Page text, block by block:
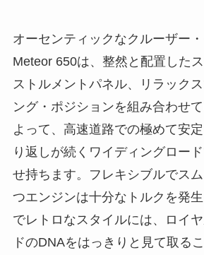
オーセンティックなクルーザー
Meteor 650は、整然と配置した
ストルメントパネル、リラック
ング・ポジションを組み合わせ
よって、高速道路での極めて安
り返しが続くワイディングロー
せ持ちます。フレキシブルでス
つエンジンは十分なトルクを発
でレトロなスタイルには、ロイ
ドのDNAをはっきりと見て取る